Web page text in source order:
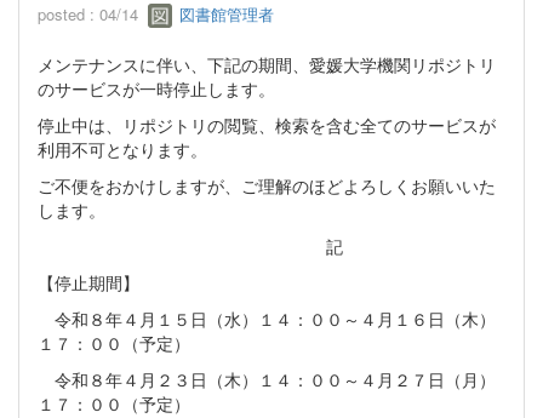
posted : 04/14 図書館管理者
メンテナンスに伴い、下記の期間、愛媛大学機関リポジトリ
のサービスが一時停止します。
停止中は、リポジトリの閲覧、検索を含む全てのサービスが
利用不可となります。
ご不便をおかけしますが、ご理解のほどよろしくお願いいた
します。
記
【停止期間】
令和８年４月１５日（水）１４：００～４月１６日（木）
１７：００（予定）
令和８年４月２３日（木）１４：００～４月２７日（月）
１７：００（予定）